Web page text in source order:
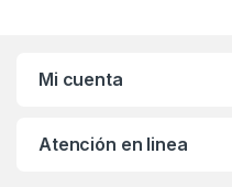
Mi cuenta
Atención en linea